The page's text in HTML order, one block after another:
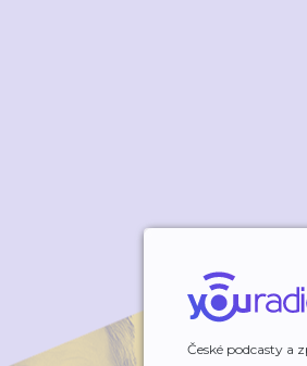
České podcasty a